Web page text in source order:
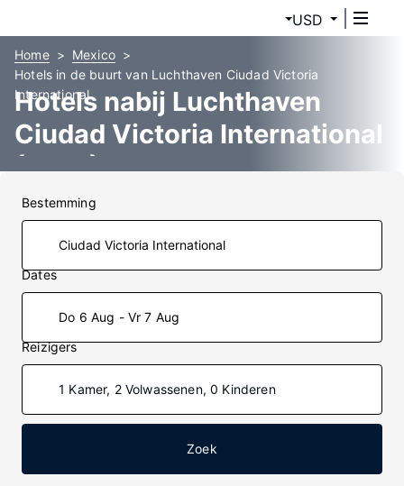
USD
Home
Mexico
Hotels in de buurt van Luchthaven Ciudad Victoria
International
Hotels nabij Luchthaven
Ciudad Victoria International
(CVM)
Bestemming
Dates
Do 6 Aug - Vr 7 Aug
Reizigers
1 Kamer, 2 Volwassenen, 0 Kinderen
Zoek